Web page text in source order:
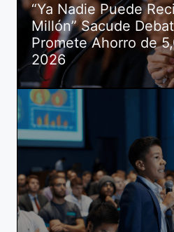
“Ya Nadie Puede
Millón” Sacude
Promete Ahorro de
2026